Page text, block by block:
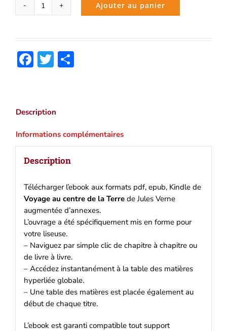
quantité
centre
de
Verne)
Ebook
pdf,
Ajouter au panier
Facebook
Twitter
Description
Informations complémentaires
Description
Télécharger l’ebook aux formats pdf, epub, Kindle de
Voyage au centre de la Terrede Jules Verne
augmentée d’annexes.
L’ouvrage a été spécifiquement mis en forme pour
votre liseuse.
– Naviguez par simple clic de chapitre à chapitre ou
de livre à livre.
– Accédez instantanément à la table des matières
hyperliée globale.
– Une table des matières est placée également au
début de chaque titre.
L’ebook est garanti compatible tout support